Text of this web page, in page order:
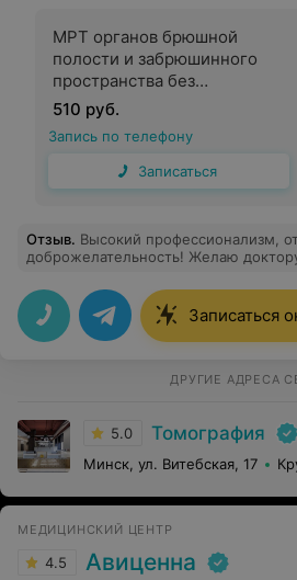
МРТ органов брюшной
полости и забрюшинного
пространства без
контрастного усиления
510 руб.
Запись по телефону
Записаться
Отзыв. Высокий профессионализм,
доброжелательность! Желаю
Записаться
ДРУГИЕ АДРЕСА
5.0 Томография
Минск, ул. Витебская, 17
МЕДИЦИНСКИЙ ЦЕНТР
4.5 Авиценна